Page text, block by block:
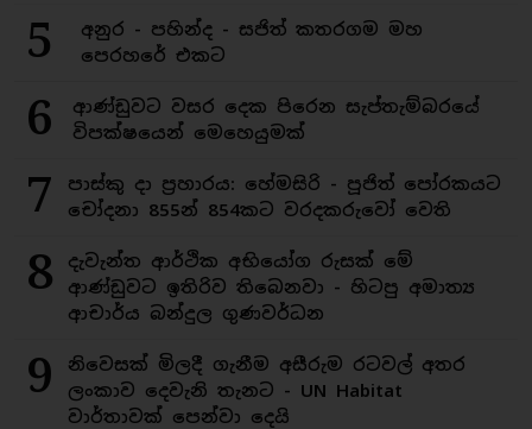
5
අනුර - පහින්ද - සජිත් කතරගම මහ
පෙරහරේ එකට
6
ආණ්ඩුවට වසර දෙක පිරෙන සැප්තැම්බරයේ
විපක්ෂයෙන් මෙහෙයුමක්
7
පාස්කු දා ප්‍රහාරය: හේමසිරි - පූජිත් පෝරකයට
චෝදනා 855න් 854කට වරදකරුවෝ වෙති
8
දැවැන්ත ආර්ථික අභියෝග රුසක් මේ
ආණ්ඩුවට ඉතිරිව තිබෙනවා - හිටපු අමාත්‍ය
ආචාර්ය බන්දුල ගුණවර්ධන
9
නිවෙසක් මිලදී ගැනීම අසීරුම රටවල් අතර
ලංකාව දෙවැනි තැනට - UN Habitat
වාර්තාවක් පෙන්වා දෙයි